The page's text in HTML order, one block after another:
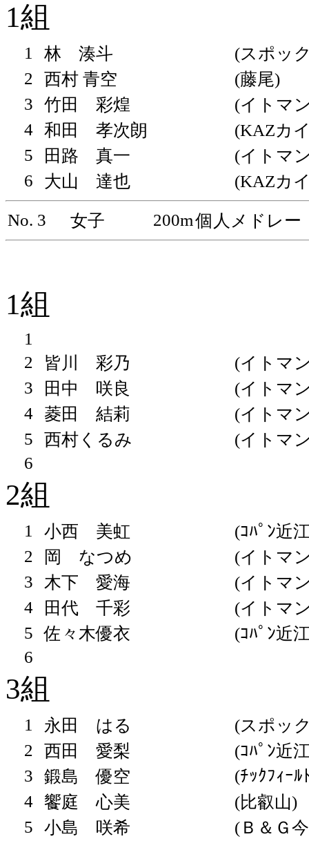
1組
1 林 湊斗
(スポッ
2
西村 青空
(藤尾)
3
竹田 彩煌
(イトマ
4 和田 孝次朗
(KAZカ
5
田路 真一
(イトマ
6
大山 達也 (KAZカ
No. 3 女子 200m個人メドレー
1組
1
2
皆川 彩乃
(イトマ
3
田中 咲良
(イトマ
4
菱田 結莉
(イトマ
5
西村くるみ
(イトマ
6
2組
1 小西 美虹
(ｺﾊﾟﾝ近
2
岡 なつめ
(イトマ
3
木下 愛海
(イトマ
4
田代 千彩
(イトマ
5 佐々木優衣
(ｺﾊﾟﾝ近
6
3組
1 永田 はる
(スポッ
2
西田 愛梨
(ｺﾊﾟﾝ近
3
鍛島 優空
(ﾁｯｸﾌｨｰﾙ
4 饗庭 心美
(比叡山)
5
小島 咲希
(Ｂ＆Ｇ